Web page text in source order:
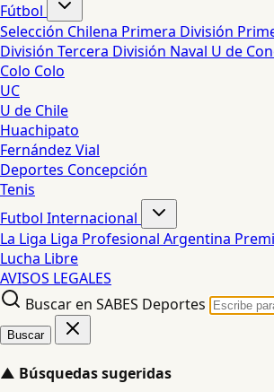
Fútbol
Selección Chilena Primera División
División Tercera División Naval U de
Colo Colo
UC
U de Chile
Huachipato
Fernández Vial
Deportes Concepción
Tenis
Futbol Internacional
La Liga Liga Profesional Argentina
Lucha Libre
AVISOS LEGALES
Buscar en SABES Deportes
Buscar
▲ Búsquedas sugeridas